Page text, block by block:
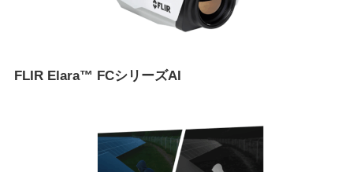
FLIR Elara™ FCシリーズAI